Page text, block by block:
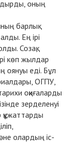
оның
барлық
Ең ірі
Созақ,
көп жылдар
оянуы еді. Бұл
ОГПУ,
оқиғаларды
зерделенуі
құжаттарды
олардың іс-